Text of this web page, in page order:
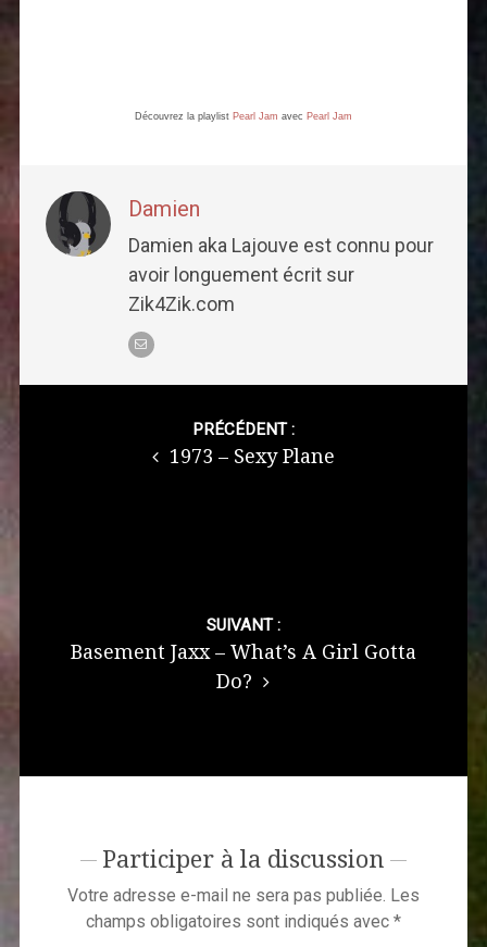
Découvrez la playlist Pearl Jam avec Pearl Jam
Damien
Damien aka Lajouve est connu pour
avoir longuement écrit sur
Zik4Zik.com
PRÉCÉDENT :
1973 – Sexy Plane
SUIVANT :
Basement Jaxx – What’s A Girl Gotta
Do?
Participer à la discussion
Votre adresse e-mail ne sera pas publiée. Les
champs obligatoires sont indiqués avec *